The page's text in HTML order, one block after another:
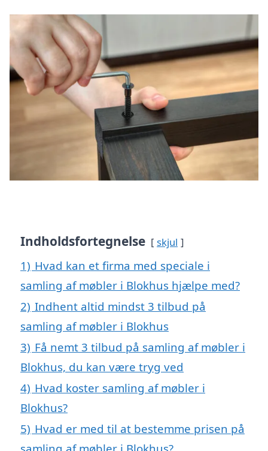
Indholdsfortegnelse skjul
1) Hvad kan et firma med speciale i
samling af møbler i Blokhus hjælpe med?
2) Indhent altid mindst 3 tilbud på
samling af møbler i Blokhus
3) Få nemt 3 tilbud på samling af møbler i
Blokhus, du kan være tryg ved
4) Hvad koster samling af møbler i
Blokhus?
5) Hvad er med til at bestemme prisen på